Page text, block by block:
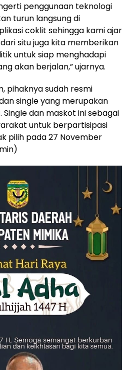
penggunaan teknologi
turun langsung di
coklit sehingga kami ajar
situ juga kita memberikan
untuk siap menghadapi
akan berjalan,” ujarnya.
pihaknya sudah resmi
single yang merupakan
dan maskot ini sebagai
untuk berpartisipasi
pilih pada 27 November